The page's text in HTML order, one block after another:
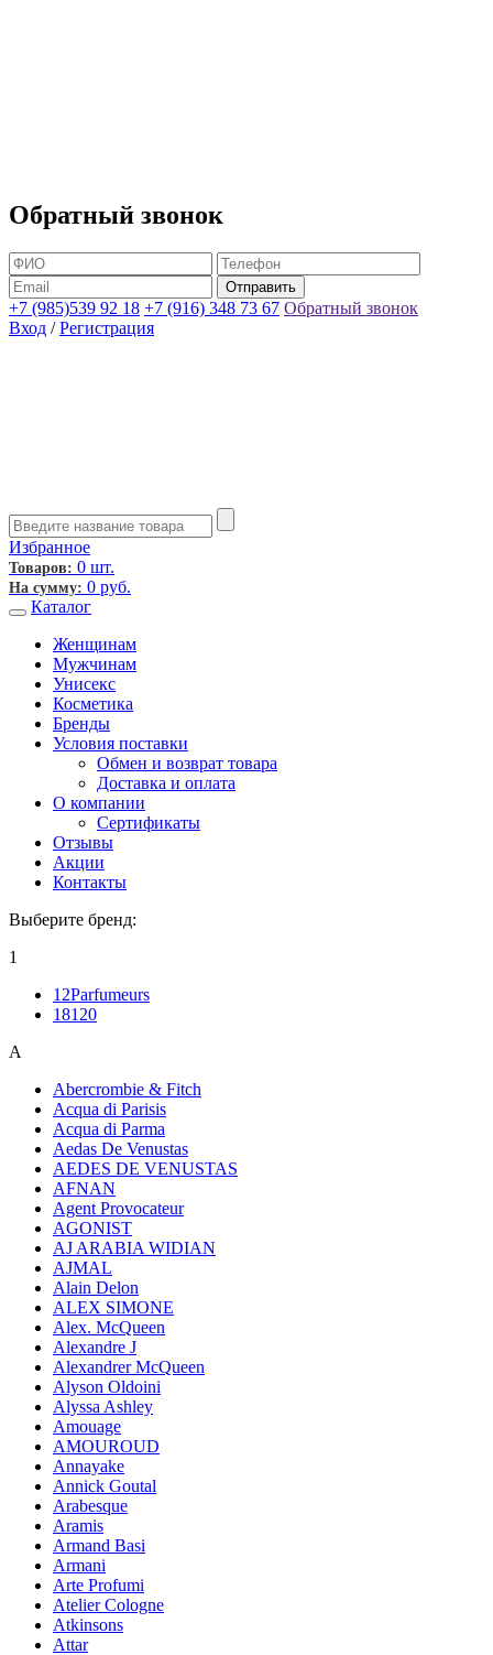
Обратный звонок
+7 (985)539 92 18 +7 (916) 348 73 67 Обратный звонок
Вход / Регистрация
Избранное
Товаров: 0 шт.
На сумму: 0 руб.
Каталог
Женщинам
Мужчинам
Унисекс
Косметика
Бренды
Условия поставки
Обмен и возврат товара
Доставка и оплата
О компании
Сертификаты
Отзывы
Акции
Контакты
Выберите бренд:
1
12Parfumeurs
18120
A
Abercrombie & Fitch
Acqua di Parisis
Acqua di Parma
Aedas De Venustas
AEDES DE VENUSTAS
AFNAN
Agent Provocateur
AGONIST
AJ ARABIA WIDIAN
AJMAL
Alain Delon
ALEX SIMONE
Alex. McQueen
Alexandre J
Alexandrer McQueen
Alyson Oldoini
Alyssa Ashley
Amouage
AMOUROUD
Annayake
Annick Goutal
Arabesque
Aramis
Armand Basi
Armani
Arte Profumi
Atelier Cologne
Atkinsons
Attar